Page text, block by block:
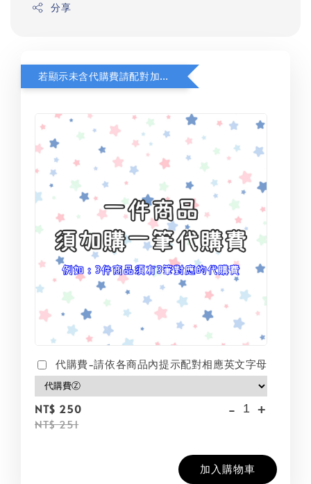
分享
若顯示未含代購費請配對加購(未加購視同無效訂單)
代購費-請依各商品內提示配對相應英文字母
NT$ 250
NT$ 251
- +
加入購物車